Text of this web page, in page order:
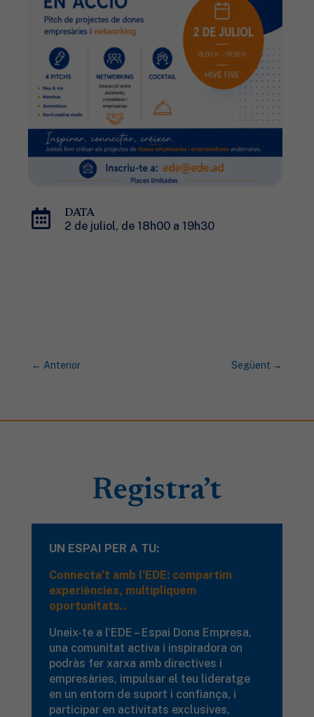
 DATA
2 de juliol, de 18h00 a 19h30
← Anterior Següent →
Registra’t
UN ESPAI PER A TU:
Connecta’t amb l’EDE: compartim
experiències, multipliquem
oportunitats..
Uneix-te a l’EDE – Espai Dona Empresa,
una comunitat activa i inspiradora on
podràs fer xarxa amb directives i
empresàries, impulsar el teu lideratge
en un entorn de suport i confiança, i
participar en activitats exclusives,